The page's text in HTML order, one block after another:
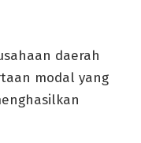
daerah
modal yang